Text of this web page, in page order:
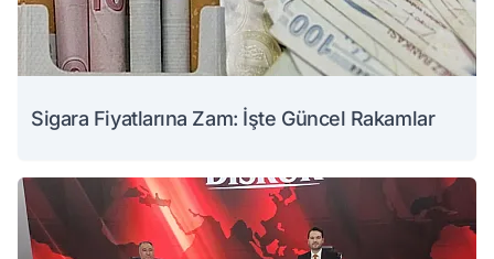
Sigara Fiyatlarına Zam: İşte Güncel Rakamlar